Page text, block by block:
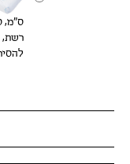
ס"מ,
רשת,